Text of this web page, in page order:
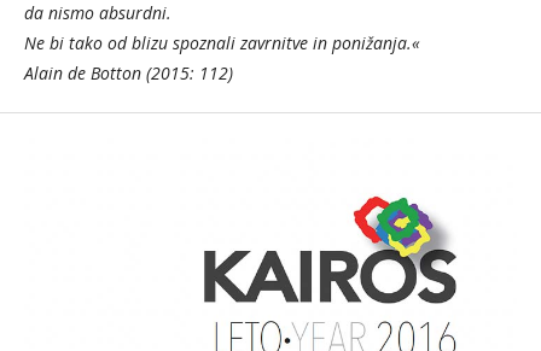
da nismo absurdni.
Ne bi tako od blizu spoznali zavrnitve in ponižanja.«
Alain de Botton (2015: 112)